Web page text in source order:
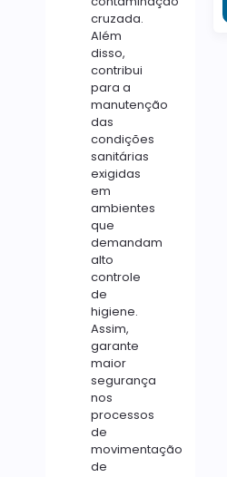
cruzada.
Além
disso,
contribui
para a
manutenção
das
condições
sanitárias
exigidas
em
ambientes
que
demandam
alto
controle
de
higiene.
Assim,
garante
maior
segurança
nos
processos
de
movimentação
de